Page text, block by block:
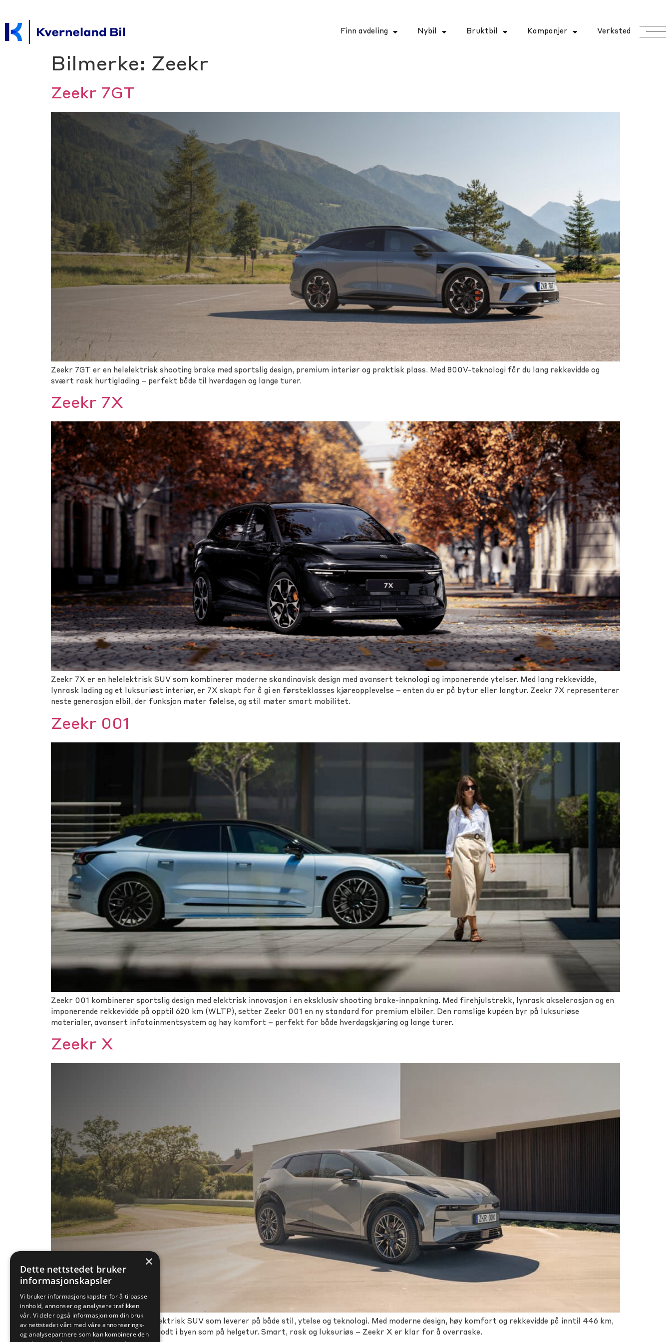
Finn avdeling Nybil Bruktbil Kampanjer Verksted
Bilmerke: Zeekr
Zeekr 7GT
Zeekr 7GT er en helelektrisk shooting brake med sportslig design, premium interiør og praktisk plass. Med 800V-teknologi får du lang rekkevidde og
svært rask hurtiglading – perfekt både til hverdagen og lange turer.
Zeekr 7X
Zeekr 7X er en helelektrisk SUV som kombinerer moderne skandinavisk design med avansert teknologi og imponerende ytelser. Med lang rekkevidde,
lynrask lading og et luksuriøst interiør, er 7X skapt for å gi en førsteklasses kjøreopplevelse – enten du er på bytur eller langtur. Zeekr 7X representerer
neste generasjon elbil, der funksjon møter følelse, og stil møter smart mobilitet.
Zeekr 001
Zeekr 001 kombinerer sportslig design med elektrisk innovasjon i en eksklusiv shooting brake-innpakning. Med firehjulstrekk, lynrask akselerasjon og en
imponerende rekkevidde på opptil 620 km (WLTP), setter Zeekr 001 en ny standard for premium elbiler. Den romslige kupéen byr på luksuriøse
materialer, avansert infotainmentsystem og høy komfort – perfekt for både hverdagskjøring og lange turer.
Zeekr X
Zeekr X er en kompakt, helelektrisk SUV som leverer på både stil, ytelse og teknologi. Med moderne design, høy komfort og rekkevidde på inntil 446 km,
får du en bil som passer like godt i byen som på helgetur. Smart, rask og luksuriøs – Zeekr X er klar for å overraske.
×
Dette nettstedet bruker
informasjonskapsler
Vi bruker informasjonskapsler for å tilpasse
innhold, annonser og analysere trafikken
vår. Vi deler også informasjon om din bruk
av nettstedet vårt med våre annonserings-
og analysepartnere som kan kombinere den